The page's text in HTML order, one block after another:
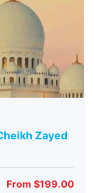
Zayed
From $199.00